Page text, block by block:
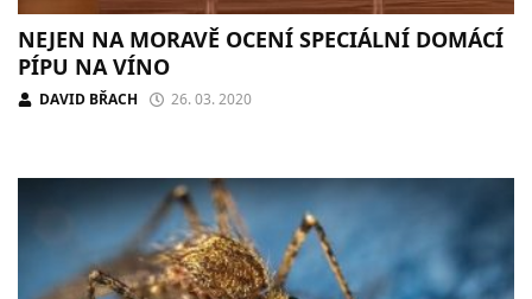
NEJEN NA MORAVĚ OCENÍ SPECIÁLNÍ DOMÁCÍ
PÍPU NA VÍNO
DAVID BŘACH 26. 03. 2020